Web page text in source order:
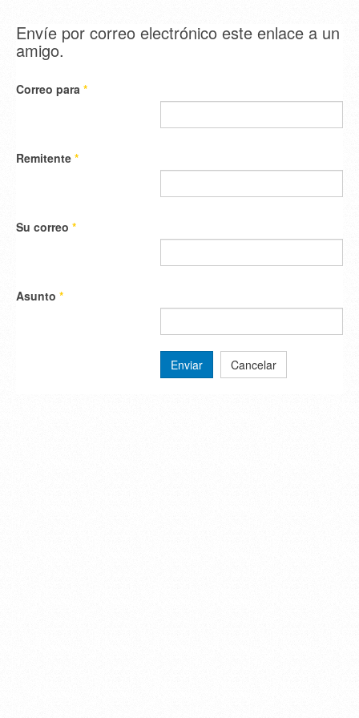
Envíe por correo electrónico este enlace a un
amigo.
Correo para *
Remitente *
Su correo *
Asunto *
Enviar Cancelar